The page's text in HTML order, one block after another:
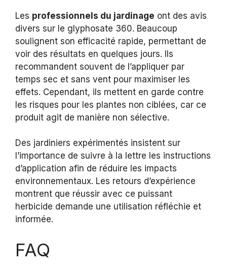
Les professionnels du jardinage ont des avis
divers sur le glyphosate 360. Beaucoup
soulignent son efficacité rapide, permettant de
voir des résultats en quelques jours. Ils
recommandent souvent de l’appliquer par
temps sec et sans vent pour maximiser les
effets. Cependant, ils mettent en garde contre
les risques pour les plantes non ciblées, car ce
produit agit de manière non sélective.
Des jardiniers expérimentés insistent sur
l’importance de suivre à la lettre les instructions
d’application afin de réduire les impacts
environnementaux. Les retours d’expérience
montrent que réussir avec ce puissant
herbicide demande une utilisation réfléchie et
informée.
FAQ